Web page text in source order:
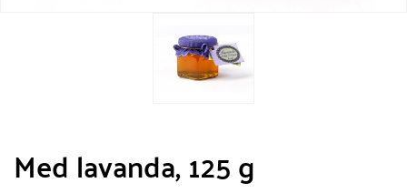
Med lavanda, 125 g